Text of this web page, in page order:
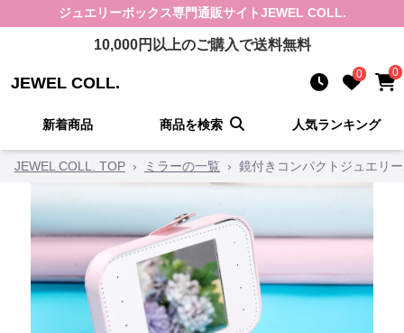
ジュエリーボックス専門通販サイトJEWEL COLL.
10,000円以上のご購入で送料無料
JEWEL COLL. 0 0
新着商品 商品を検索 人気ランキング
JEWEL COLL. TOP › ミラーの一覧 › 鏡付きコンパクトジュエリ